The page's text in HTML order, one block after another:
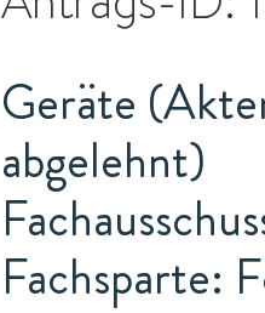
Geräte
abgelehnt)
Fachsparte: